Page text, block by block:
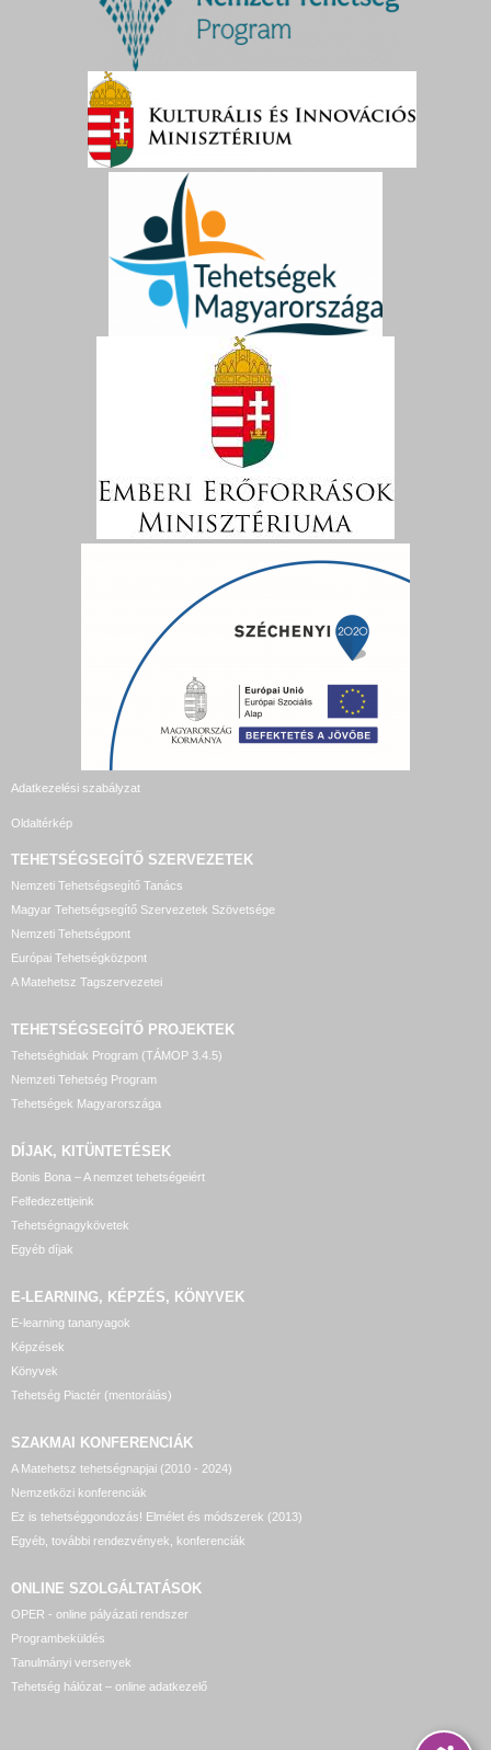
Adatkezelési szabályzat
Oldaltérkép
TEHETSÉGSEGÍTŐ SZERVEZETEK
Nemzeti Tehetségsegítő Tanács
Magyar Tehetségsegítő Szervezetek Szövetsége
Nemzeti Tehetségpont
Európai Tehetségközpont
A Matehetsz Tagszervezetei
TEHETSÉGSEGÍTŐ PROJEKTEK
Tehetséghidak Program (TÁMOP 3.4.5)
Nemzeti Tehetség Program
Tehetségek Magyarországa
DÍJAK, KITÜNTETÉSEK
Bonis Bona – A nemzet tehetségeiért
Felfedezettjeink
Tehetségnagykövetek
Egyéb díjak
E-LEARNING, KÉPZÉS, KÖNYVEK
E-learning tananyagok
Képzések
Könyvek
Tehetség Piactér (mentorálás)
SZAKMAI KONFERENCIÁK
A Matehetsz tehetségnapjai (2010 - 2024)
Nemzetközi konferenciák
Ez is tehetséggondozás! Elmélet és módszerek (2013)
Egyéb, további rendezvények, konferenciák
ONLINE SZOLGÁLTATÁSOK
OPER - online pályázati rendszer
Programbeküldés
Tanulmányi versenyek
Tehetség hálózat – online adatkezelő